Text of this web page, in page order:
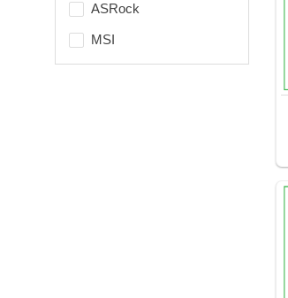
ASRock
MSI